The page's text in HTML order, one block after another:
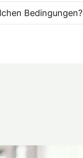
Bedingungen?